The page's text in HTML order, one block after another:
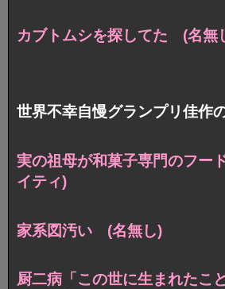
カブトムシを探してた (名無
世界不幸自慢グランプリ佳作
実の祖母が和菓子専門のフー
イティ)
家系図汚い (名無し)
厨二病「この世に生まれたこ